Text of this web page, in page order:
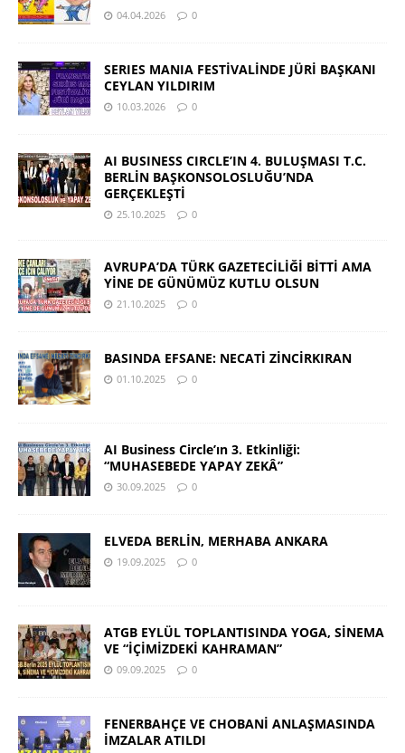
04.04.2026 0
SERIES MANIA FESTİVALİNDE JÜRİ BAŞKANI
CEYLAN YILDIRIM
10.03.2026 0
AI BUSINESS CIRCLE’IN 4. BULUŞMASI T.C.
BERLİN BAŞKONSOLOSLUĞU’NDA
GERÇEKLEŞTİ
25.10.2025 0
AVRUPA’DA TÜRK GAZETECİLİĞİ BİTTİ AMA
YİNE DE GÜNÜMÜZ KUTLU OLSUN
21.10.2025 0
BASINDA EFSANE: NECATİ ZİNCİRKIRAN
01.10.2025 0
AI Business Circle’ın 3. Etkinliği:
“MUHASEBEDE YAPAY ZEKÂ”
30.09.2025 0
ELVEDA BERLİN, MERHABA ANKARA
19.09.2025 0
ATGB EYLÜL TOPLANTISINDA YOGA, SİNEMA
VE “İÇİMİZDEKİ KAHRAMAN”
09.09.2025 0
FENERBAHÇE VE CHOBANİ ANLAŞMASINDA
İMZALAR ATILDI